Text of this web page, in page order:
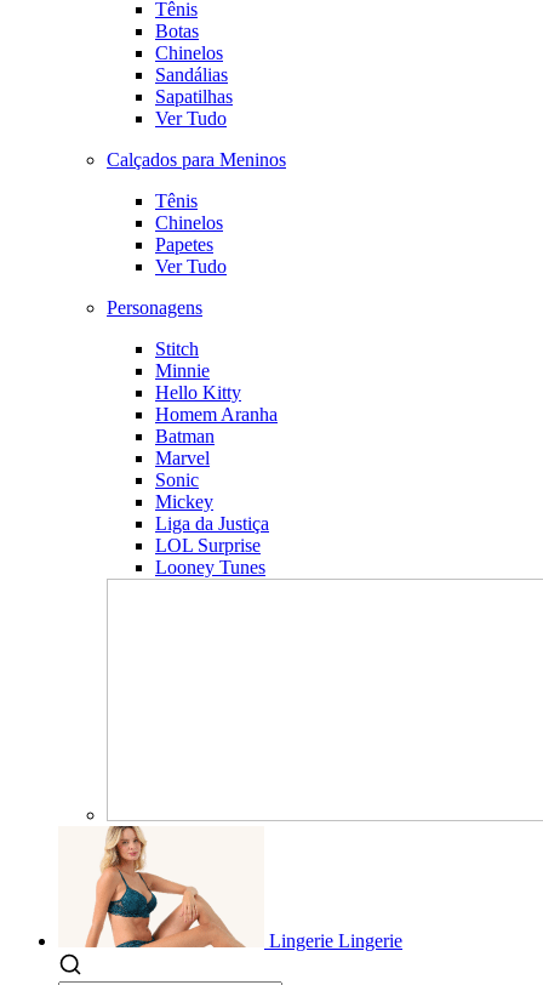
Tênis
Botas
Chinelos
Sandálias
Sapatilhas
Ver Tudo
Calçados para Meninos
Tênis
Chinelos
Papetes
Ver Tudo
Personagens
Stitch
Minnie
Hello Kitty
Homem Aranha
Batman
Marvel
Sonic
Mickey
Liga da Justiça
LOL Surprise
Looney Tunes
Lingerie Lingerie